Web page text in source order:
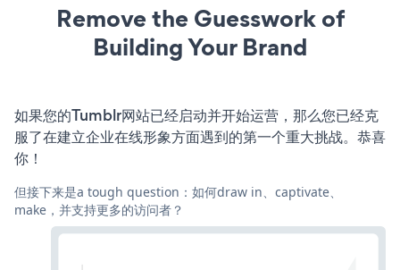
Remove the Guesswork of
Building Your Brand
如果您的Tumblr网站已经启动并开始运营，那么您已经克
服了在建立企业在线形象方面遇到的第一个重大挑战。恭喜
你！
但接下来是a tough question：如何draw in、captivate、
make，并支持更多的访问者？